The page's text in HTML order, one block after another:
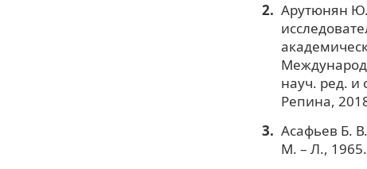
Арутюнян Ю.
науч. ред. и
Репина,
Асафьев Б.
М. – Л., 1965.